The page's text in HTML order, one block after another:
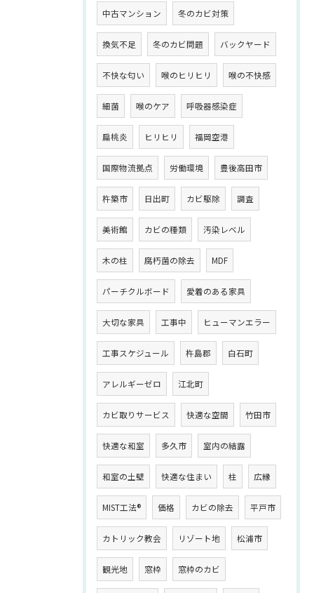
中古マンション 冬のカビ対策
換気不足 冬のカビ問題 バックヤード
不快な匂い 喉のヒリヒリ 喉の不快感
細菌 喉のケア 呼吸器感染症
扁桃炎 ヒリヒリ 福岡空港
国際物流拠点 労働環境 豊後高田市
杵築市 日出町 カビ駆除 調査
美術館 カビの種類 汚染レベル
木の柱 腐朽菌の除去 MDF
パーチクルボード 愛着のある家具
大切な家具 工事中 ヒューマンエラー
工事スケジュール 杵島郡 白石町
アレルギーゼロ 江北町
カビ取りサービス 快適な空間 竹田市
快適な和室 多久市 室内の結露
和室の土壁 快適な住まい 柱 広縁
MIST工法® 価格 カビの除去 平戸市
カトリック教会 リゾート地 松浦市
観光地 窓枠 窓枠のカビ